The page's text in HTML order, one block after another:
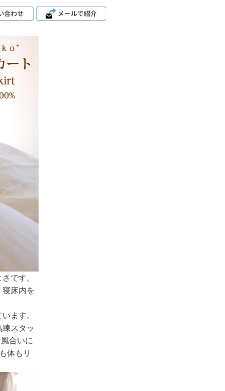
です。
寝床内を
ます。
スタッ
合いに
体もリ